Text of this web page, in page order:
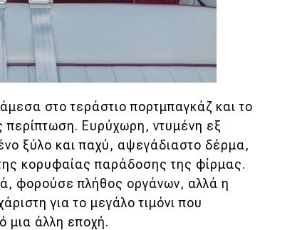
στο τεράστιο πορτμπαγκάζ και το
περίπτωση. Ευρύχωρη, ντυμένη εξ
ξύλο και παχύ, αψεγάδιαστο δέρμα,
κορυφαίας παράδοσης της φίρμας.
φορούσε πλήθος οργάνων, αλλά η
για το μεγάλο τιμόνι που
μια άλλη εποχή.